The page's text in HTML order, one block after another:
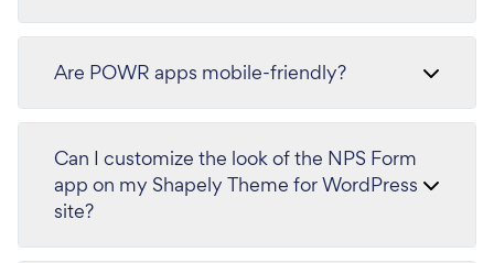
Are POWR apps mobile-friendly?
Can I customize the look of the NPS Form
app on my Shapely Theme for WordPress
site?